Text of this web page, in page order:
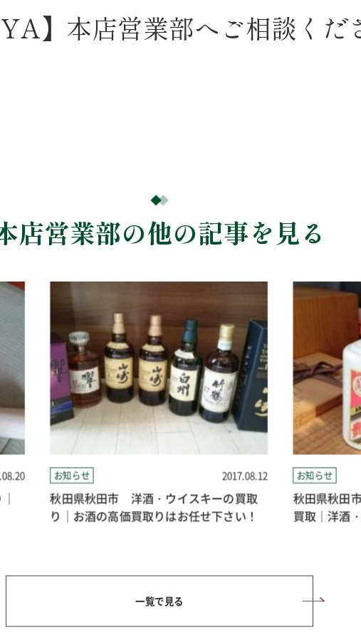
】本店営業部へご相談くだ
店営業部の他の記事を見る
お知らせ 2017.08.12
秋田県秋田市 洋酒・ウイスキーの買取
り｜お酒の高価買取りはお任せ下さい！
お知らせ
秋田県秋田
買取｜洋酒
一覧で見る